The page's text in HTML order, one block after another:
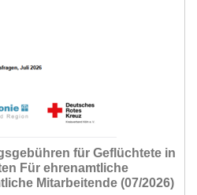
für Geflüchtete in
Für ehrenamtliche
Mitarbeitende (07/2026)